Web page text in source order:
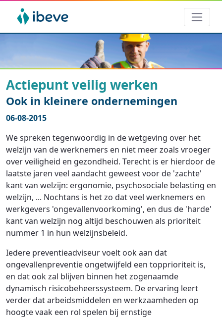
Actiepunt veilig werken
Ook in kleinere ondernemingen
06-08-2015
We spreken tegenwoordig in de wetgeving over het
welzijn van de werknemers en niet meer zoals vroeger
over veiligheid en gezondheid. Terecht is er hierdoor de
laatste jaren veel aandacht geweest voor de 'zachte'
kant van welzijn: ergonomie, psychosociale belasting en
welzijn, ... Nochtans is het zo dat veel werknemers en
werkgevers 'ongevallenvoorkoming', en dus de 'harde'
kant van welzijn nog altijd beschouwen als prioriteit
nummer 1 in hun welzijnsbeleid.
Iedere preventieadviseur voelt ook aan dat
ongevallenpreventie ongetwijfeld een topprioriteit is,
en dat ook zal blijven binnen het zogenaamde
dynamisch risicobeheerssysteem. De ervaring leert
verder dat arbeidsmiddelen en werkzaamheden op
hoogte vaak een rol spelen bij ernstige